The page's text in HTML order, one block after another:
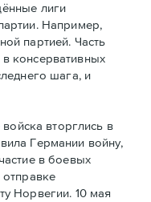
лиги
Например,
партией. Часть
консервативных
шага, и
вторглись в
Германии войну,
в боевых
Норвегии. 10 мая